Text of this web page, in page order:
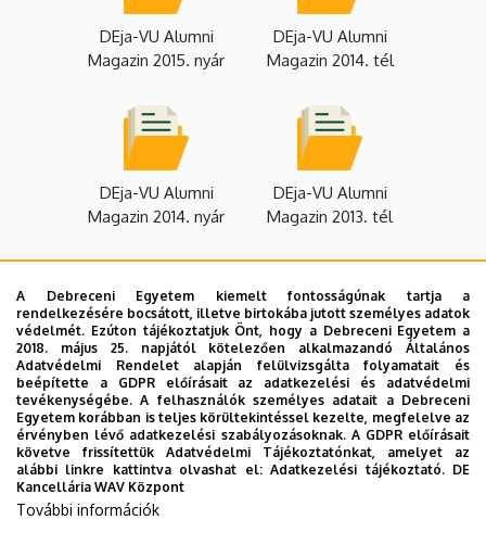
DEja-VU Alumni
Magazin 2015. nyár
DEja-VU Alumni
Magazin 2014. tél
DEja-VU Alumni
Magazin 2014. nyár
DEja-VU Alumni
Magazin 2013. tél
DEja-VU Alumni
Magazin 2013. nyár
DEja-VU Alumni
Magazin 2012. tél
A Debreceni Egyetem kiemelt fontosságúnak tartja a
rendelkezésére bocsátott, illetve birtokába jutott személyes adatok
védelmét. Ezúton tájékoztatjuk Önt, hogy a Debreceni Egyetem a
2018. május 25. napjától kötelezően alkalmazandó Általános
Adatvédelmi Rendelet alapján felülvizsgálta folyamatait és
beépítette a GDPR előírásait az adatkezelési és adatvédelmi
tevékenységébe. A felhasználók személyes adatait a Debreceni
Egyetem korábban is teljes körültekintéssel kezelte, megfelelve az
érvényben lévő adatkezelési szabályozásoknak. A GDPR előírásait
követve frissítettük Adatvédelmi Tájékoztatónkat, amelyet az
alábbi linkre kattintva olvashat el:Adatkezelési tájékoztató. DE
Kancellária WAV Központ
További információk